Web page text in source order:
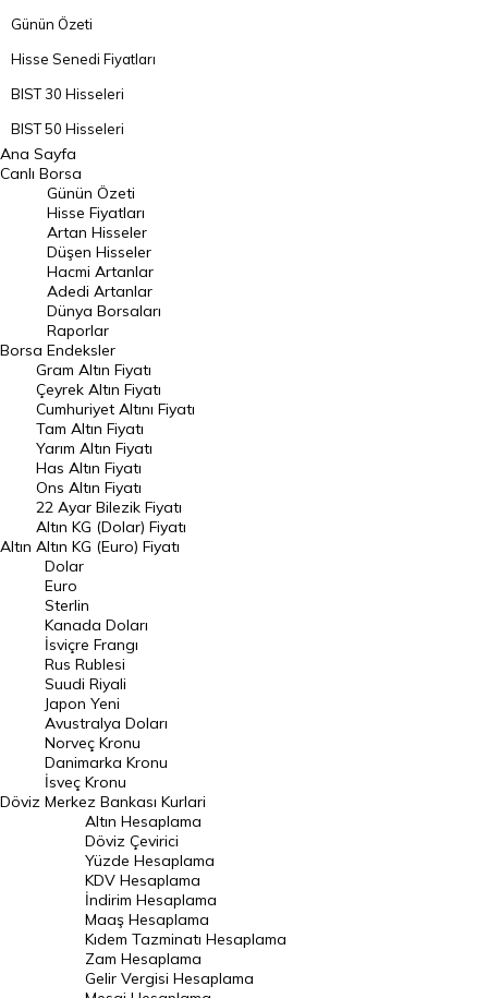
Günün Özeti
Hisse Senedi Fiyatları
BIST 30 Hisseleri
BIST 50 Hisseleri
BIST 100 Hisseleri
En Çok Artan Hisseler
En Çok Düşen Hisseler
Hacmi Artanlar
Geçmiş Kapanışlar
Dünya Borsaları
Raporlar
Endeksler
DÖVİZ
Döviz Kuru
Dolar Kuru
Euro Kuru
Pound Kuru
Frank Kuru
Riyal Kuru
Avustralya Doları
Danimarka Kronu Kuru
Kanada Doları Kuru
Norveç Kronu Kuru
İsveç Kronu Kuru
Japon Yeni Kuru
Serbest Piyasa Döviz Kurları
Merkez Bankası Döviz Kurları
Ana Sayfa
Canlı Borsa
Borsa
Günün Özeti
Hisse Fiyatları
Artan Hisseler
Düşen Hisseler
Hacmi Artanlar
Adedi Artanlar
Dünya Borsaları
Raporlar
Endeksler
Altın
Gram Altın Fiyatı
Çeyrek Altın Fiyatı
Cumhuriyet Altını Fiyatı
Tam Altın Fiyatı
Yarım Altın Fiyatı
Has Altın Fiyatı
Ons Altın Fiyatı
22 Ayar Bilezik Fiyatı
Altın KG (Dolar) Fiyatı
Altın KG (Euro) Fiyatı
Döviz
Dolar
Euro
Sterlin
Kanada Doları
İsviçre Frangı
Rus Rublesi
Suudi Riyali
Japon Yeni
Avustralya Doları
Norveç Kronu
Danimarka Kronu
İsveç Kronu
Merkez Bankası Kurlari
Altın Hesaplama
Döviz Çevirici
Yüzde Hesaplama
KDV Hesaplama
İndirim Hesaplama
Maaş Hesaplama
Kıdem Tazminatı Hesaplama
Zam Hesaplama
Gelir Vergisi Hesaplama